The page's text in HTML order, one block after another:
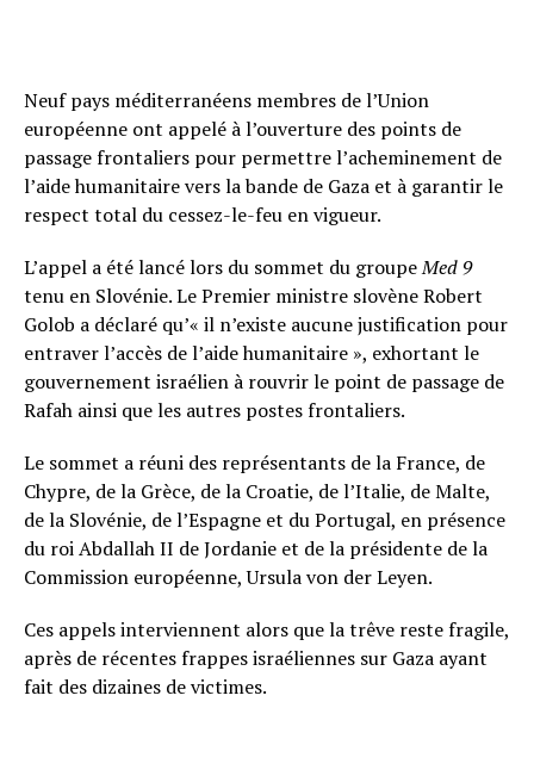
Neuf pays méditerranéens membres de l’Union
européenne ont appelé à l’ouverture des points de
passage frontaliers pour permettre l’acheminement de
l’aide humanitaire vers la bande de Gaza et à garantir le
respect total du cessez-le-feu en vigueur.
L’appel a été lancé lors du sommet du groupeMed 9
tenu en Slovénie. Le Premier ministre slovène Robert
Golob a déclaré qu’« il n’existe aucune justification pour
entraver l’accès de l’aide humanitaire », exhortant le
gouvernement israélien à rouvrir le point de passage de
Rafah ainsi que les autres postes frontaliers.
Le sommet a réuni des représentants de la France, de
Chypre, de la Grèce, de la Croatie, de l’Italie, de Malte,
de la Slovénie, de l’Espagne et du Portugal, en présence
du roi Abdallah II de Jordanie et de la présidente de la
Commission européenne, Ursula von der Leyen.
Ces appels interviennent alors que la trêve reste fragile,
après de récentes frappes israéliennes sur Gaza ayant
fait des dizaines de victimes.